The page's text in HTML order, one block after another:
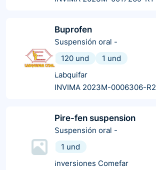
Buprofen
Suspensión oral -
120 und
1 und
Labquifar
INVIMA 2023M-0006306-R2
Pire-fen suspension
Suspensión oral -
1 und
Inversiones Comefar